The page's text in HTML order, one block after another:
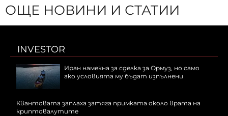
ОЩЕ НОВИНИ И СТАТИИ
INVESTOR
Иран намекна за сделка за Ормуз, но само
ако условията му бъдат изпълнени
Квантовата заплаха затяга примката около врата на
криптовалутите